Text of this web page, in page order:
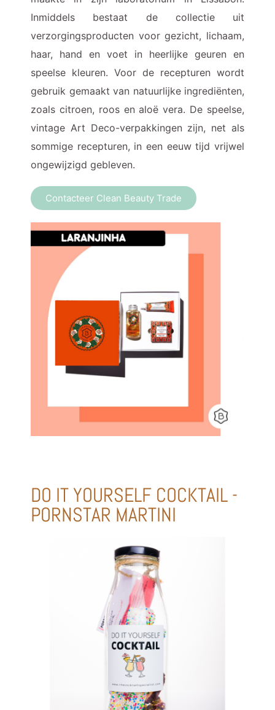
Inmiddels bestaat de collectie uit
verzorgingsproducten voor gezicht, lichaam,
haar, hand en voet in heerlijke geuren en
speelse kleuren. Voor de recepturen wordt
gebruik gemaakt van natuurlijke ingrediënten,
zoals citroen, roos en aloë vera. De speelse,
vintage Art Deco-verpakkingen zijn, net als
sommige recepturen, in een eeuw tijd vrijwel
ongewijzigd gebleven.
Contacteer Clean Beauty Trade
DO IT YOURSELF COCKTAIL -
PORNSTAR MARTINI